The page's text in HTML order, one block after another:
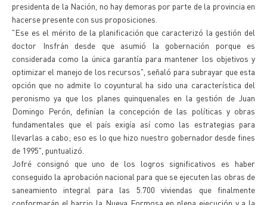
presidenta de la Nación, no hay demoras por parte de la provincia en
hacerse presente con sus proposiciones.
"Ese es el mérito de la planificación que caracterizó la gestión del
doctor Insfrán desde que asumió la gobernación porque es
considerada como la única garantía para mantener los objetivos y
optimizar el manejo de los recursos", señaló para subrayar que esta
opción que no admite lo coyuntural ha sido una característica del
peronismo ya que los planes quinquenales en la gestión de Juan
Domingo Perón, definían la concepción de las políticas y obras
fundamentales que el país exigía así como las estrategias para
llevarlas a cabo; eso es lo que hizo nuestro gobernador desde fines
de 1995", puntualizó.
Jofré consignó que uno de los logros significativos es haber
conseguido la aprobación nacional para que se ejecuten las obras de
saneamiento integral para las 5.700 viviendas que finalmente
conformarán el barrio la Nueva Formosa en plena ejecución y a la